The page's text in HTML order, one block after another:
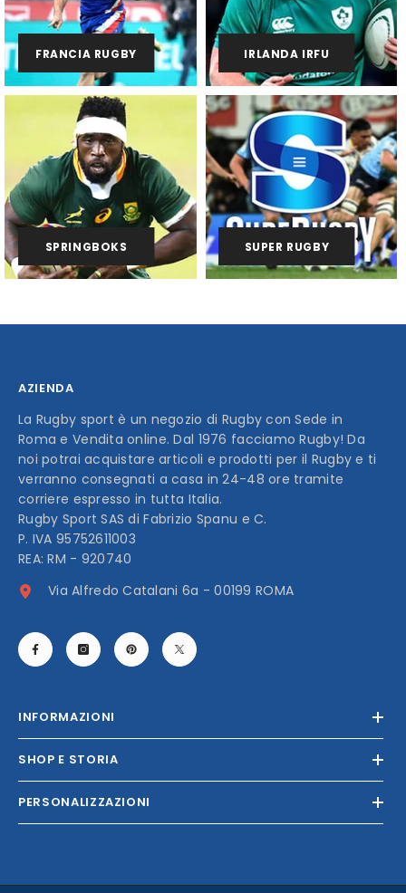
FRANCIA RUGBY IRLANDA IRFU
SPRINGBOKS SUPER RUGBY
AZIENDA
La Rugby sport è un negozio di Rugby con Sede in
Roma e Vendita online. Dal 1976 facciamo Rugby! Da
noi potrai acquistare articoli e prodotti per il Rugby e ti
verranno consegnati a casa in 24-48 ore tramite
corriere espresso in tutta Italia.
Rugby Sport SAS di Fabrizio Spanu e C.
P. IVA 95752611003
REA: RM - 920740
Via Alfredo Catalani 6a - 00199 ROMA
INFORMAZIONI
SHOP E STORIA
PERSONALIZZAZIONI